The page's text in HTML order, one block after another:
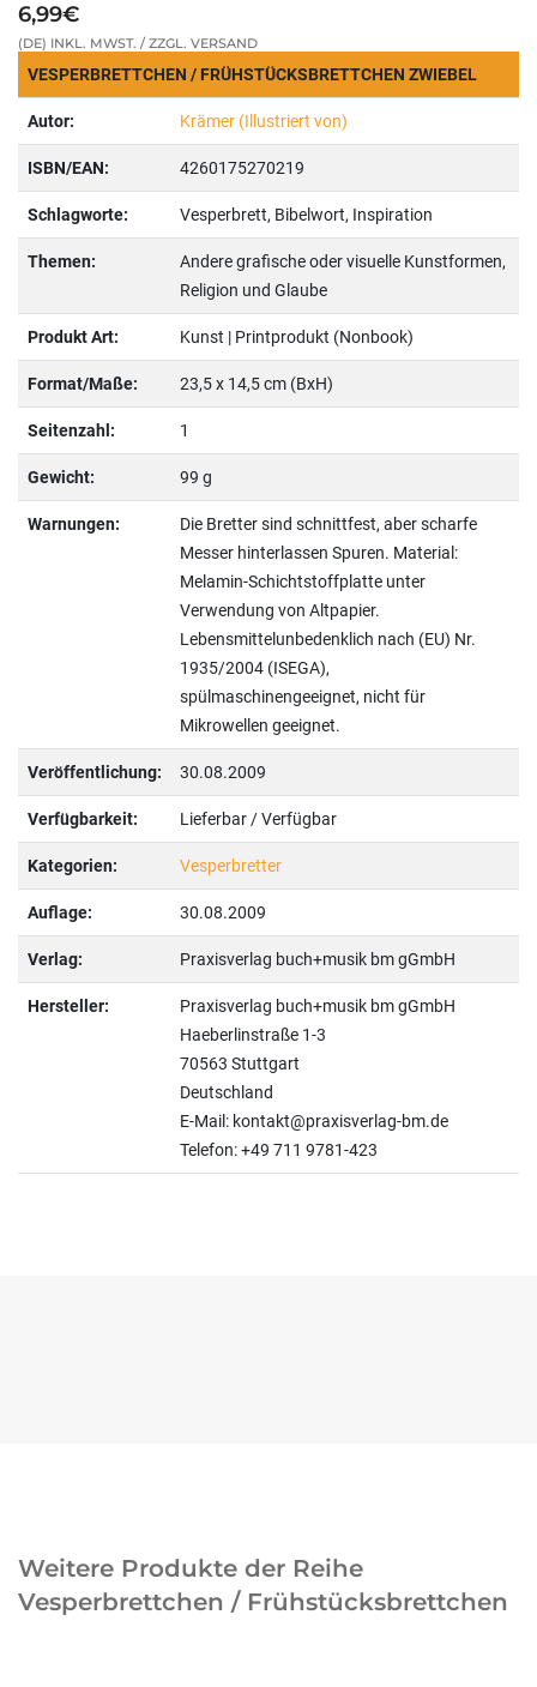
6,99€
(DE) INKL. MWST. / ZZGL. VERSAND
VESPERBRETTCHEN / FRÜHSTÜCKSBRETTCHEN ZWIEBEL
Autor: Krämer (Illustriert von)
ISBN/EAN: 4260175270219
Schlagworte: Vesperbrett, Bibelwort, Inspiration
Themen:
Andere grafische oder visuelle Kunstformen,
Religion und Glaube
Produkt Art: Kunst | Printprodukt (Nonbook)
Format/Maße: 23,5 x 14,5 cm (BxH)
Seitenzahl: 1
Gewicht: 99 g
Warnungen:
Die Bretter sind schnittfest, aber scharfe
Messer hinterlassen Spuren. Material:
Melamin-Schichtstoffplatte unter
Verwendung von Altpapier.
Lebensmittelunbedenklich nach (EU) Nr.
1935/2004 (ISEGA),
spülmaschinengeeignet, nicht für
Mikrowellen geeignet.
Veröffentlichung: 30.08.2009
Verfügbarkeit: Lieferbar / Verfügbar
Kategorien: Vesperbretter
Auflage: 30.08.2009
Verlag: Praxisverlag buch+musik bm gGmbH
Hersteller:
Praxisverlag buch+musik bm gGmbH
Haeberlinstraße 1-3
70563 Stuttgart
Deutschland
E-Mail: kontakt@praxisverlag-bm.de
Telefon: +49 711 9781-423
Weitere Produkte der Reihe
Vesperbrettchen / Frühstücksbrettchen